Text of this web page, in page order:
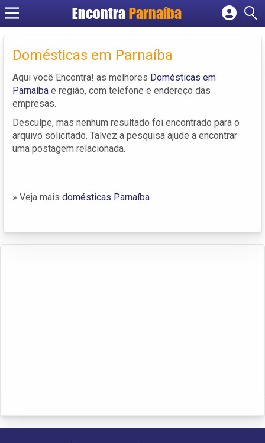
Encontra Parnaíba
Cadastrar empresa
Criar conta
Domésticas em Parnaíba
Aqui você Encontra! as melhores Domésticas em
Parnaíba e região, com telefone e endereço das
empresas.
Desculpe, mas nenhum resultado foi encontrado para o
arquivo solicitado. Talvez a pesquisa ajude a encontrar
uma postagem relacionada.
» Veja mais domésticas Parnaíba